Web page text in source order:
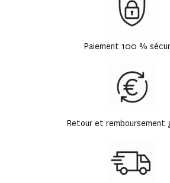
Paiement 100 %
Retour et remboursement